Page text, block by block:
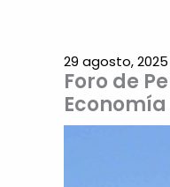
Foro de
Economía
29 agosto, 2025